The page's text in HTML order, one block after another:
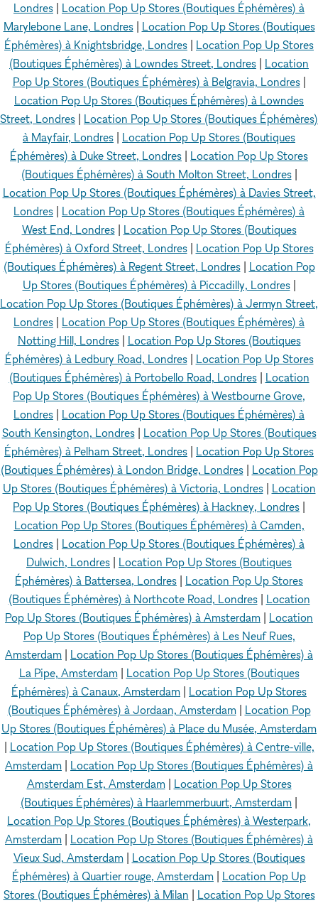
Londres
Location Pop Up Stores (Boutiques Éphémères) à
Marylebone Lane, Londres| Location Pop Up Stores (Boutiques
Éphémères) à Knightsbridge, Londres
Location Pop Up Stores
(Boutiques Éphémères) à Lowndes Street, Londres
Location
Pop Up Stores (Boutiques Éphémères) à Belgravia, Londres|
Location Pop Up Stores (Boutiques Éphémères) à Lowndes
Street, Londres
Location Pop Up Stores (Boutiques Éphémères)
à Mayfair, Londres
Location Pop Up Stores (Boutiques
Éphémères) à Duke Street, Londres
Location Pop Up Stores
(Boutiques Éphémères) à South Molton Street, Londres|
Location Pop Up Stores (Boutiques Éphémères) à Davies Street,
Londres
Location Pop Up Stores (Boutiques Éphémères) à
West End, Londres| Location Pop Up Stores (Boutiques
Éphémères) à Oxford Street, Londres| Location Pop Up Stores
(Boutiques Éphémères) à Regent Street, Londres| Location Pop
Up Stores (Boutiques Éphémères) à Piccadilly, Londres|
Location Pop Up Stores (Boutiques Éphémères) à Jermyn Street,
Londres
Location Pop Up Stores (Boutiques Éphémères) à
Notting Hill, Londres| Location Pop Up Stores (Boutiques
Éphémères) à Ledbury Road, Londres| Location Pop Up Stores
(Boutiques Éphémères) à Portobello Road, Londres| Location
Pop Up Stores (Boutiques Éphémères) à Westbourne Grove,
Londres
Location Pop Up Stores (Boutiques Éphémères) à
South Kensington, Londres| Location Pop Up Stores (Boutiques
Éphémères) à Pelham Street, Londres
Location Pop Up Stores
(Boutiques Éphémères) à London Bridge, Londres| Location Pop
Up Stores (Boutiques Éphémères) à Victoria, Londres| Location
Pop Up Stores (Boutiques Éphémères) à Hackney, Londres
Location Pop Up Stores (Boutiques Éphémères) à Camden,
Londres
Location Pop Up Stores (Boutiques Éphémères) à
Dulwich, Londres
Location Pop Up Stores (Boutiques
Éphémères) à Battersea, Londres
Location Pop Up Stores
(Boutiques Éphémères) à Northcote Road, Londres| Location
Pop Up Stores (Boutiques Éphémères) à Amsterdam
Location
Pop Up Stores (Boutiques Éphémères) à Les Neuf Rues,
Amsterdam
Location Pop Up Stores (Boutiques Éphémères) à
La Pipe, Amsterdam| Location Pop Up Stores (Boutiques
Éphémères) à Canaux, Amsterdam
Location Pop Up Stores
(Boutiques Éphémères) à Jordaan, Amsterdam| Location Pop
Up Stores (Boutiques Éphémères) à Place du Musée, Amsterdam
Location Pop Up Stores (Boutiques Éphémères) à Centre-ville,
Amsterdam
Location Pop Up Stores (Boutiques Éphémères) à
Amsterdam Est, Amsterdam| Location Pop Up Stores
(Boutiques Éphémères) à Haarlemmerbuurt, Amsterdam
Location Pop Up Stores (Boutiques Éphémères) à Westerpark,
Amsterdam
Location Pop Up Stores (Boutiques Éphémères) à
Vieux Sud, Amsterdam| Location Pop Up Stores (Boutiques
Éphémères) à Quartier rouge, Amsterdam
Location Pop Up
Stores (Boutiques Éphémères) à Milan
Location Pop Up Stores